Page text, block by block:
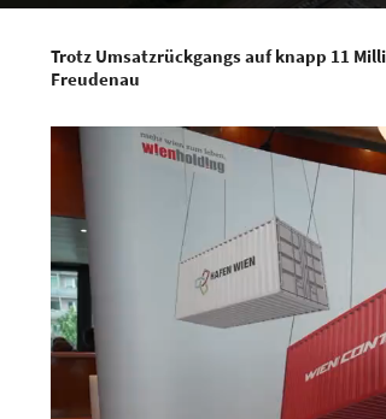
Trotz Umsatzrückgangs auf knapp 11
Freudenau